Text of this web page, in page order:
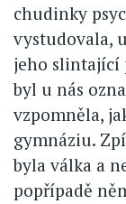
chudinky
vystudovala,
jeho slintající
byl u nás
vzpomněla,
gymnáziu.
byla válka a
popřípadě